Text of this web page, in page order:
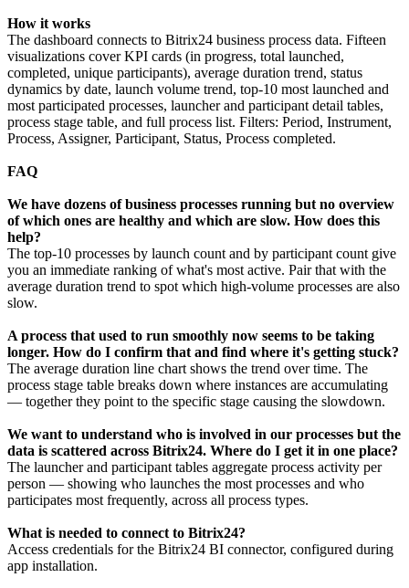
How it works
The dashboard connects to Bitrix24 business process data. Fifteen
visualizations cover KPI cards (in progress, total launched,
completed, unique participants), average duration trend, status
dynamics by date, launch volume trend, top-10 most launched and
most participated processes, launcher and participant detail tables,
process stage table, and full process list. Filters: Period, Instrument,
Process, Assigner, Participant, Status, Process completed.
FAQ
We have dozens of business processes running but no overview
of which ones are healthy and which are slow. How does this
help?
The top-10 processes by launch count and by participant count give
you an immediate ranking of what's most active. Pair that with the
average duration trend to spot which high-volume processes are also
slow.
A process that used to run smoothly now seems to be taking
longer. How do I confirm that and find where it's getting stuck?
The average duration line chart shows the trend over time. The
process stage table breaks down where instances are accumulating
— together they point to the specific stage causing the slowdown.
We want to understand who is involved in our processes but the
data is scattered across Bitrix24. Where do I get it in one place?
The launcher and participant tables aggregate process activity per
person — showing who launches the most processes and who
participates most frequently, across all process types.
What is needed to connect to Bitrix24?
Access credentials for the Bitrix24 BI connector, configured during
app installation.